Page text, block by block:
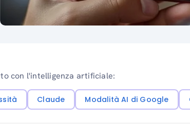
con l'intelligenza artificiale:
Claude Modalità AI di Google